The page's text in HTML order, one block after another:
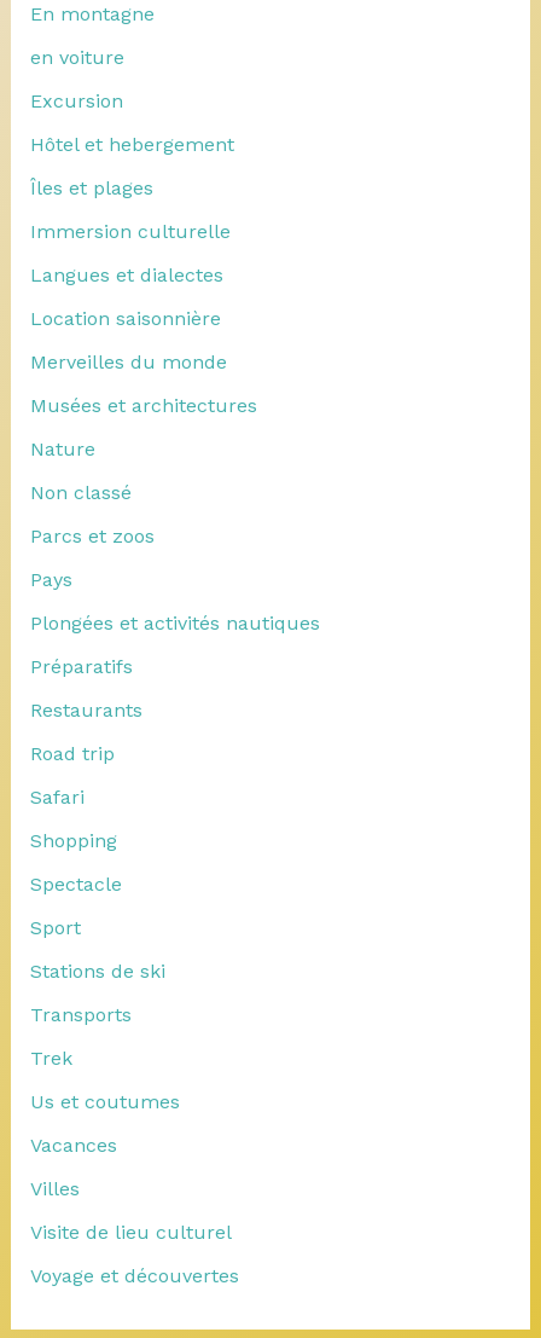
En montagne
en voiture
Excursion
Hôtel et hebergement
Îles et plages
Immersion culturelle
Langues et dialectes
Location saisonnière
Merveilles du monde
Musées et architectures
Nature
Non classé
Parcs et zoos
Pays
Plongées et activités nautiques
Préparatifs
Restaurants
Road trip
Safari
Shopping
Spectacle
Sport
Stations de ski
Transports
Trek
Us et coutumes
Vacances
Villes
Visite de lieu culturel
Voyage et découvertes